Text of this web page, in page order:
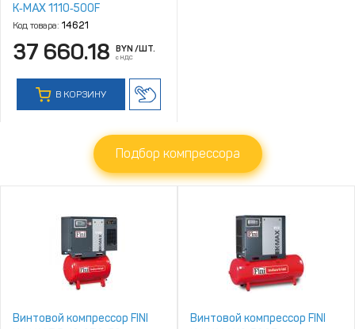
K‑MAX 1110‑500F
Код товара: 14621
37 660.18 BYN /ШТ.
с НДС
В КОРЗИНУ
Подбор компрессора
Винтовой компрессор FINI
Винтовой компрессор FINI